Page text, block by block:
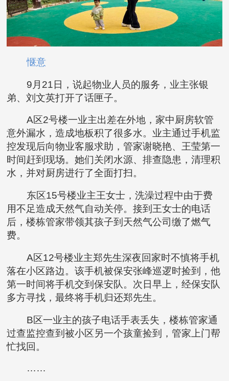
惬意
9月21日，说起物业人员的服务，业主张银
弟、刘文英打开了话匣子。
A区2号楼一业主出差在外地，家中厨房软管
意外漏水，造成地板积了很多水。业主通过手机监
控发现后向物业客服求助，管家谢晓艳、王莹第一
时间赶到现场。她们关闭水源、排查隐患，清理积
水，并对厨房进行了全面打扫。
东区15号楼业主王女士，洗澡过程中由于费
用不足造成天然气自动关停。接到王女士的电话
后，楼栋管家带领其孩子到天然气公司缴了燃气
费。
A区12号楼业主郑先生深夜回家时不慎将手机
落在小区路边。该手机被保安张峰巡逻时捡到，他
第一时间将手机交到保安队。次日早上，经保安队
多方寻找，最终将手机归还郑先生。
B区一业主的孩子电话手表丢失，楼栋管家通
过查监控查到被小区另一个孩童捡到，管家上门帮
忙找回。
……